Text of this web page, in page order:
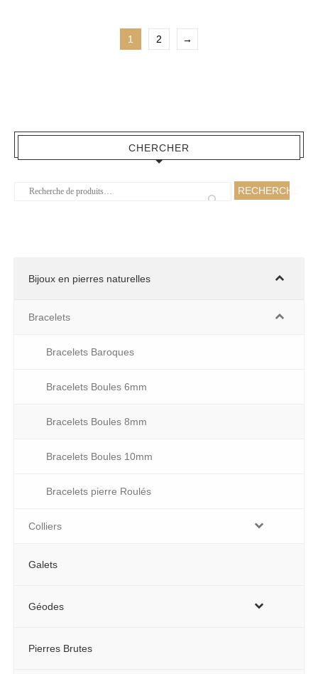
1 2 →
CHERCHER
RECHERCHE
Bijoux en pierres naturelles
Bracelets
Bracelets Baroques
Bracelets Boules 6mm
Bracelets Boules 8mm
Bracelets Boules 10mm
Bracelets pierre Roulés
Colliers
Galets
Géodes
Pierres Brutes